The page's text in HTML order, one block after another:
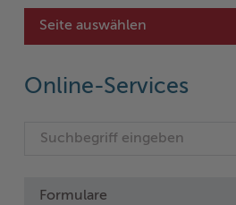
Seite auswählen
Online-Services
Formulare